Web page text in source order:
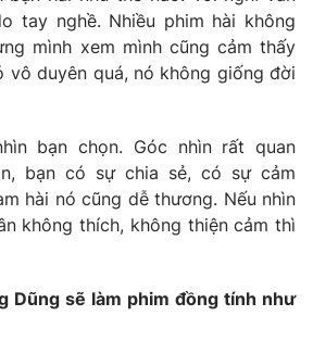
in và báo điện tử số 483/GP-BTTTT
tay nghề. Nhiều phim hài không
mình xem mình cũng cảm thấy
vô duyên quá, nó không giống đời
bạn chọn. Góc nhìn rất quan
bạn có sự chia sẻ, có sự cảm
hài nó cũng dễ thương. Nếu nhìn
không thích, không thiện cảm thì
Dũng sẽ làm phim đồng tính như